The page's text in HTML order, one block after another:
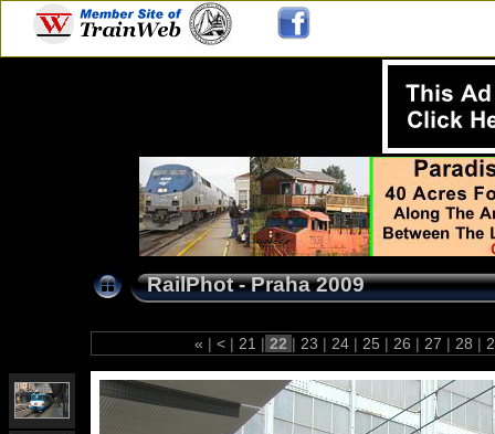
RailPhot - Praha 2009
« | < | 21 | 22 | 23 | 24 | 25 | 26 | 27 | 28 |